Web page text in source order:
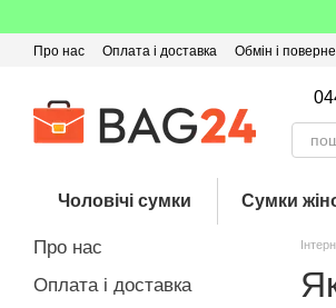
Про нас Оплата і доставка Обмін і
Чоловічі сумки Сумки
Про нас
Оплата і доставка